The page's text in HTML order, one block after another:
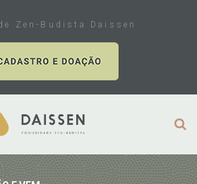
Zen-Budista Daissen